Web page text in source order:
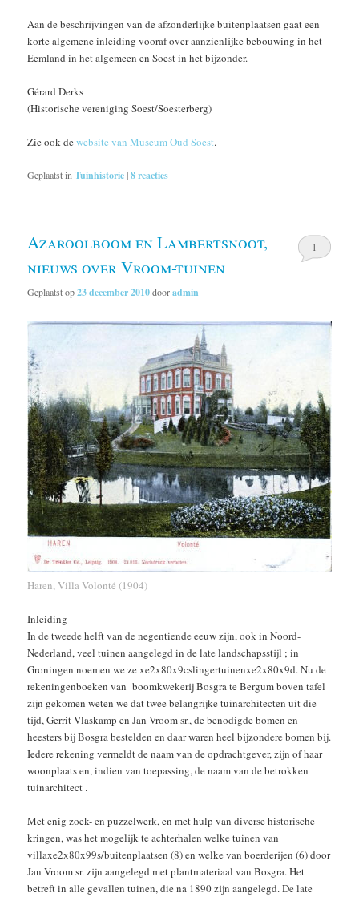
Aan de beschrijvingen van de afzonderlijke buitenplaatsen gaat een
korte algemene inleiding vooraf over aanzienlijke bebouwing in het
Eemland in het algemeen en Soest in het bijzonder.
Gérard Derks
(Historische vereniging Soest/Soesterberg)
Zie ook dewebsite van Museum Oud Soest.
Geplaatst inTuinhistorie|8reacties
Azaroolboom en Lambertsnoot,
nieuws over Vroom-tuinen
Geplaatst op23 december 2010dooradmin
1
Haren, Villa Volonté (1904)
Inleiding
In de tweede helft van de negentiende eeuw zijn, ook in Noord-
Nederland, veel tuinen aangelegd in de late landschapsstijl ; in
Groningen noemen we ze xe2x80x9cslingertuinenxe2x80x9d. Nu de
rekeningenboeken van boomkwekerij Bosgra te Bergum boven tafel
zijn gekomen weten we dat twee belangrijke tuinarchitecten uit die
tijd, Gerrit Vlaskamp en Jan Vroom sr., de benodigde bomen en
heesters bij Bosgra bestelden en daar waren heel bijzondere bomen bij.
Iedere rekening vermeldt de naam van de opdrachtgever, zijn of haar
woonplaats en, indien van toepassing, de naam van de betrokken
tuinarchitect .
Met enig zoek- en puzzelwerk, en met hulp van diverse historische
kringen, was het mogelijk te achterhalen welke tuinen van
villaxe2x80x99s/buitenplaatsen (8) en welke van boerderijen (6) door
Jan Vroom sr. zijn aangelegd met plantmateriaal van Bosgra. Het
betreft in alle gevallen tuinen, die na 1890 zijn aangelegd. De late